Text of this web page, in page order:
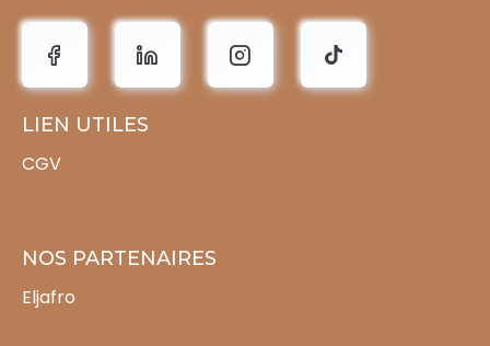
LIEN UTILES
CGV
NOS PARTENAIRES
Eljafro